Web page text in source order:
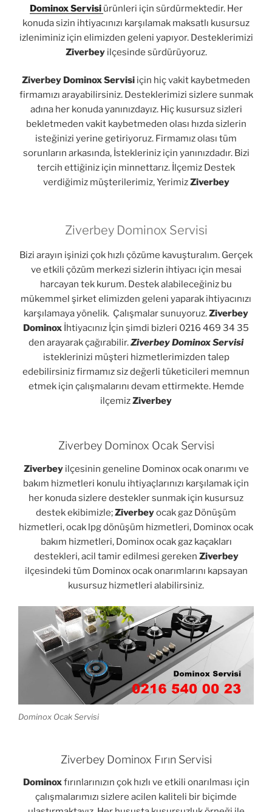
Dominox Servisi ürünleri için sürdürmektedir. Her
konuda sizin ihtiyacınızı karşılamak maksatlı kusursuz
izleniminiz için elimizden geleni yapıyor. Desteklerimizi
Ziverbeyilçesinde sürdürüyoruz.
Ziverbey Dominox Servisi için hiç vakit kaybetmeden
firmamızı arayabilirsiniz. Desteklerimizi sizlere sunmak
adına her konuda yanınızdayız. Hiç kusursuz sizleri
bekletmeden vakit kaybetmeden olası hızda sizlerin
isteğinizi yerine getiriyoruz. Firmamız olası tüm
sorunların arkasında, İstekleriniz için yanınızdadır. Bizi
tercih ettiğiniz için minnettarız. İlçemiz Destek
verdiğimiz müşterilerimiz, YerimizZiverbey
Ziverbey Dominox Servisi
Bizi arayın işinizi çok hızlı çözüme kavuşturalım. Gerçek
ve etkili çözüm merkezi sizlerin ihtiyacı için mesai
harcayan tek kurum. Destek alabileceğiniz bu
mükemmel şirket elimizden geleni yaparak ihtiyacınızı
karşılamaya yönelik. Çalışmalar sunuyoruz.Ziverbey
Dominox İhtiyacınız İçin şimdi bizleri 0216 469 34 35
den arayarak çağırabilir.Ziverbey Dominox Servisi
isteklerinizi müşteri hizmetlerimizden talep
edebilirsiniz firmamız siz değerli tüketicileri memnun
etmek için çalışmalarını devam ettirmekte. Hemde
ilçemizZiverbey
Ziverbey Dominox Ocak Servisi
Ziverbeyilçesinin geneline Dominox ocak onarımı ve
bakım hizmetleri konulu ihtiyaçlarınızı karşılamak için
her konuda sizlere destekler sunmak için kusursuz
destek ekibimizle;Ziverbeyocak gaz Dönüşüm
hizmetleri, ocak lpg dönüşüm hizmetleri, Dominox ocak
bakım hizmetleri, Dominox ocak gaz kaçakları
destekleri, acil tamir edilmesi gereken Ziverbey
ilçesindeki tüm Dominox ocak onarımlarını kapsayan
kusursuz hizmetleri alabilirsiniz.
Dominox Ocak Servisi
Ziverbey Dominox Fırın Servisi
Dominoxfırınlarınızın çok hızlı ve etkili onarılması için
çalışmalarımızı sizlere acilen kaliteli bir biçimde